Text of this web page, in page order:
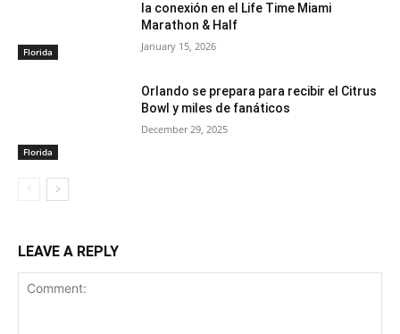
Florida
la conexión en el Life Time Miami
Marathon & Half
January 15, 2026
Florida
Orlando se prepara para recibir el Citrus
Bowl y miles de fanáticos
December 29, 2025
LEAVE A REPLY